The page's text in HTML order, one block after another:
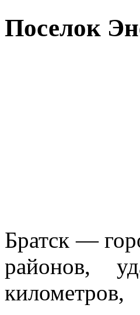
Поселок
Братск —
районов,